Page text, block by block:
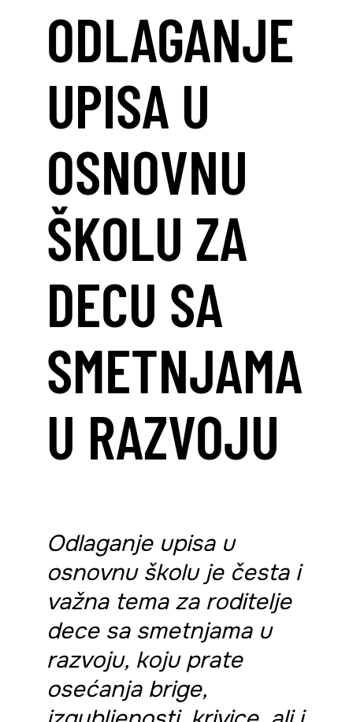
ODLAGANJE
UPISA U
OSNOVNU
ŠKOLU ZA
DECU SA
SMETNJAMA
U RAZVOJU
Odlaganje upisa u
osnovnu školu je česta i
važna tema za roditelje
dece sa smetnjama u
razvoju, koju prate
osećanja brige,